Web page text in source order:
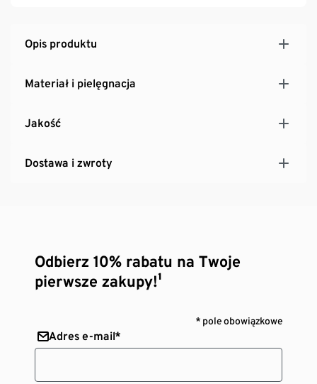
Opis produktu
Materiał i pielęgnacja
Jakość
Dostawa i zwroty
Odbierz 10% rabatu na Twoje
pierwsze zakupy!¹
* pole obowiązkowe
Adres e-mail*